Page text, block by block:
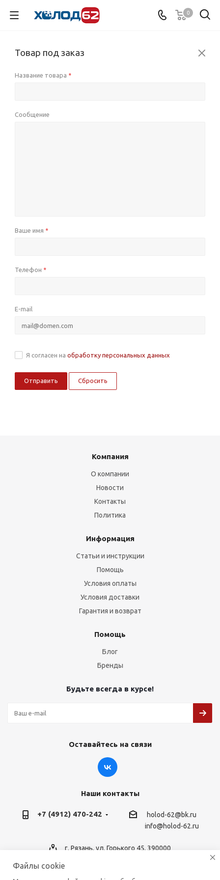
0
Товар под заказ
Название товара *
Сообщение
Ваше имя *
Телефон *
E-mail
Я согласен на обработку персональных данных
Сбросить
Компания
О компании
Новости
Контакты
Политика
Информация
Статьи и инструкции
Помощь
Условия оплаты
Условия доставки
Гарантия и возврат
Помощь
Блог
Бренды
Будьте всегда в курсе!
Оставайтесь на связи
Наши контакты
+7 (4912) 470-242
holod-62@bk.ru
info@holod-62.ru
г. Рязань, ул. Горького 45, 390000
Файлы cookie